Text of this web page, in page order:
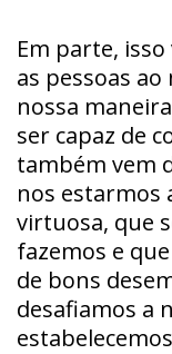
Em parte,
as pessoas
nossa
ser capaz de
também vem
nos estarmos
virtuosa, que
fazemos e
de bons
desafiamos a